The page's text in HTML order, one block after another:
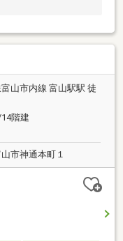
山市内線 富山駅駅 徒
階建
市神通本町１